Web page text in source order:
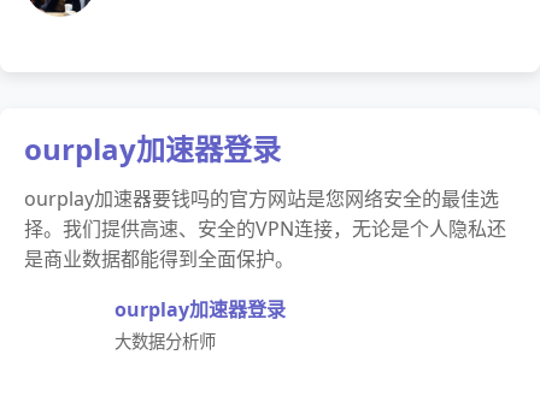
ourplay加速器登录
ourplay加速器要钱吗的官方网站是您网络安全的最佳选
择。我们提供高速、安全的VPN连接，无论是个人隐私还
是商业数据都能得到全面保护。
ourplay加速器登录
大数据分析师